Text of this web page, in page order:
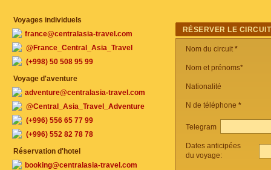
RÉSERVER LE CIRCUIT
Nom du circuit*
Nom et prénoms*
Nationalité
N de téléphone *
Telegram
Dates anticipées
du voyage:
Voyages individuels
france@centralasia-travel.com
@France_Central_Asia_Travel
(+998) 50 508 95 99
Voyage d'aventure
adventure@centralasia-travel.com
@Central_Asia_Travel_Adventure
(+996) 556 65 77 99
(+996) 552 82 78 78
Réservation d'hotel
booking@centralasia-travel.com